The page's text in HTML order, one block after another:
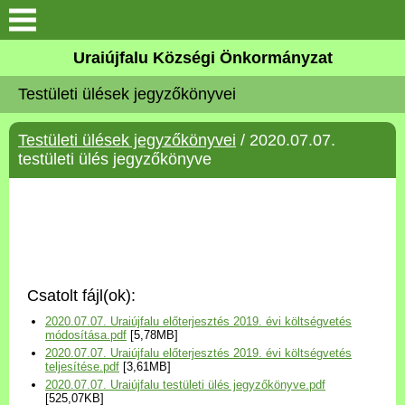
Köszöntő
Elérhetőségek
Uraiújfalu
Választási információk
Versenyképes Járások
Program
Uraiújfalu Községi Önkormányzat
Testületi ülések jegyzőkönyvei
Testületi ülések jegyzőkönyvei / 2020.07.07.
testületi ülés jegyzőkönyve
Csatolt fájl(ok):
2020.07.07. Uraiújfalu előterjesztés 2019. évi költségvetés
módosítása.pdf [5,78MB]
2020.07.07. Uraiújfalu előterjesztés 2019. évi költségvetés
teljesítése.pdf [3,61MB]
2020.07.07. Uraiújfalu testületi ülés jegyzőkönyve.pdf
[525,07KB]